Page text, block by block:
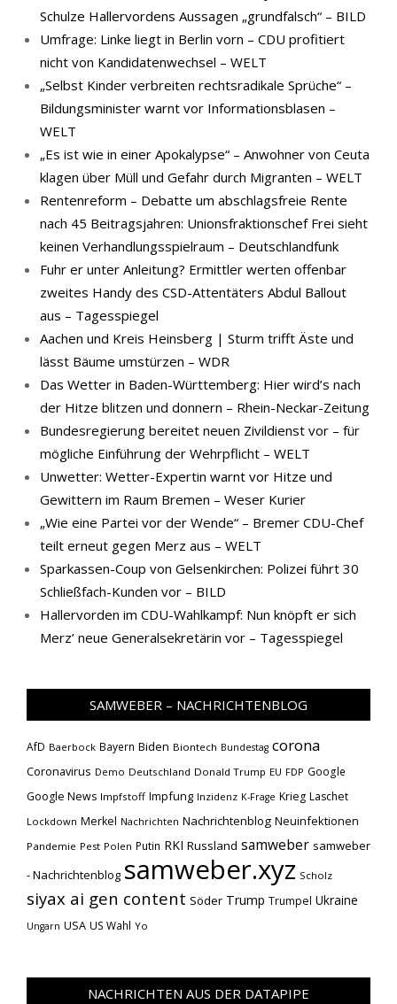
Schulze Hallervordens Aussagen „grundfalsch“ – BILD
Umfrage: Linke liegt in Berlin vorn – CDU profitiert
nicht von Kandidatenwechsel – WELT
„Selbst Kinder verbreiten rechtsradikale Sprüche“ –
Bildungsminister warnt vor Informationsblasen –
WELT
„Es ist wie in einer Apokalypse“ – Anwohner von Ceuta
klagen über Müll und Gefahr durch Migranten – WELT
Rentenreform – Debatte um abschlagsfreie Rente
nach 45 Beitragsjahren: Unionsfraktionschef Frei sieht
keinen Verhandlungsspielraum – Deutschlandfunk
Fuhr er unter Anleitung? Ermittler werten offenbar
zweites Handy des CSD-Attentäters Abdul Ballout
aus – Tagesspiegel
Aachen und Kreis Heinsberg | Sturm trifft Äste und
lässt Bäume umstürzen – WDR
Das Wetter in Baden-Württemberg: Hier wird’s nach
der Hitze blitzen und donnern – Rhein-Neckar-Zeitung
Bundesregierung bereitet neuen Zivildienst vor – für
mögliche Einführung der Wehrpflicht – WELT
Unwetter: Wetter-Expertin warnt vor Hitze und
Gewittern im Raum Bremen – Weser Kurier
„Wie eine Partei vor der Wende“ – Bremer CDU-Chef
teilt erneut gegen Merz aus – WELT
Sparkassen-Coup von Gelsenkirchen: Polizei führt 30
Schließfach-Kunden vor – BILD
Hallervorden im CDU-Wahlkampf: Nun knöpft er sich
Merz’ neue Generalsekretärin vor – Tagesspiegel
SAMWEBER – NACHRICHTENBLOG
AfD Baerbock Bayern Biden Biontech Bundestag corona
Coronavirus Demo Deutschland Donald Trump EU FDP Google
Google News Impfstoff Impfung Inzidenz K-Frage Krieg Laschet
Lockdown Merkel Nachrichten Nachrichtenblog Neuinfektionen
Pandemie Pest Polen Putin RKI Russland samweber samweber
- Nachrichtenblog samweber.xyz Scholz
siyax ai gen content Söder Trump Trumpel Ukraine
Ungarn USA US Wahl Yo
NACHRICHTEN AUS DER DATAPIPE